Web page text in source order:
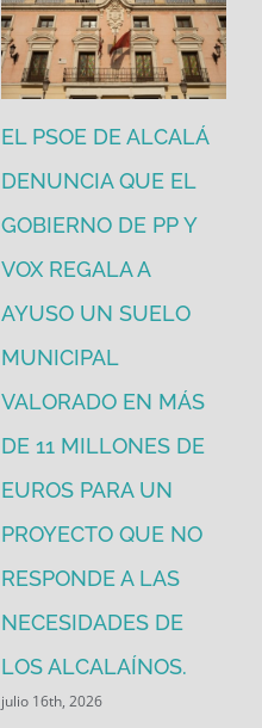
EL PSOE DE ALCALÁ
DENUNCIA QUE EL
GOBIERNO DE PP Y
VOX REGALA A
AYUSO UN SUELO
MUNICIPAL
VALORADO EN MÁS
DE 11 MILLONES DE
EUROS PARA UN
PROYECTO QUE NO
RESPONDE A LAS
NECESIDADES DE
LOS ALCALAÍNOS.
julio 16th, 2026